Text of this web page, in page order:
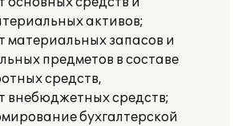
активов;
материальных запасов и
предметов в составе
средств,
внебюджетных средств;
бухгалтерской